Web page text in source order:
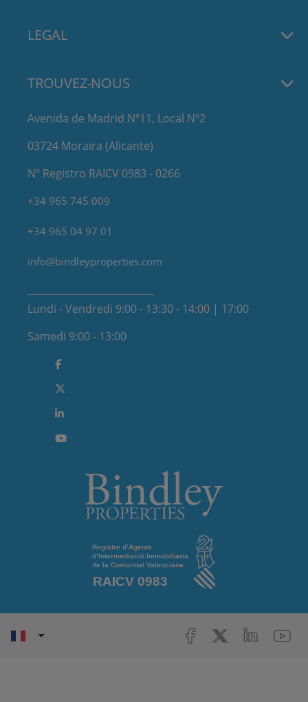
LEGAL
TROUVEZ-NOUS
Avenida de Madrid Nº11, Local Nº2
03724 Moraira (Alicante)
Nº Registro RAICV 0983 - 0266
+34 965 745 009
+34 965 04 97 01
info@bindleyproperties.com
Lundi - Vendredi 9:00 - 13:30 - 14:00 | 17:00
Samedi 9:00 - 13:00